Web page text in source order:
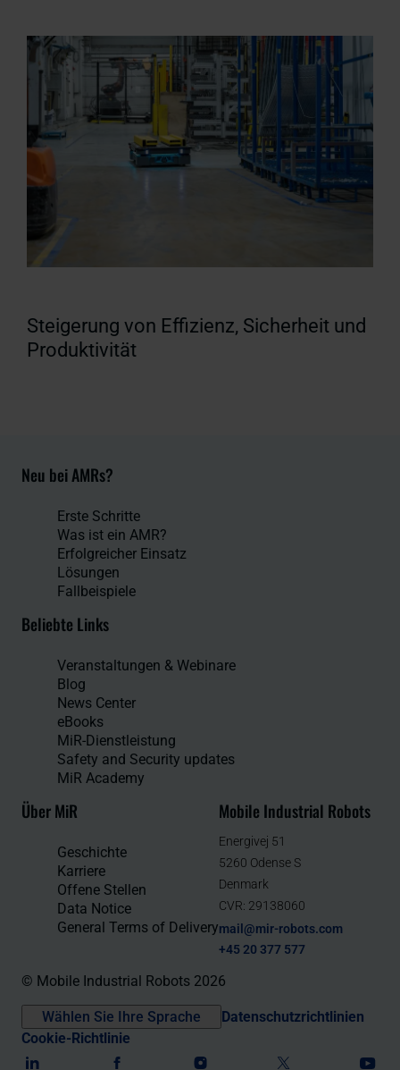
Steigerung von Effizienz, Sicherheit und
Produktivität
Neu bei AMRs?
Erste Schritte
Was ist ein AMR?
Erfolgreicher Einsatz
Lösungen
Fallbeispiele
Beliebte Links
Veranstaltungen & Webinare
Blog
News Center
eBooks
MiR-Dienstleistung
Safety and Security updates
MiR Academy
Über MiR
Geschichte
Karriere
Offene Stellen
Data Notice
General Terms of Delivery
Mobile Industrial Robots
Energivej 51
5260 Odense S
Denmark
CVR: 29138060
mail@mir-robots.com
+45 20 377 577
© Mobile Industrial Robots 2026
Wählen Sie Ihre Sprache
Datenschutzrichtlinien
Cookie-Richtlinie